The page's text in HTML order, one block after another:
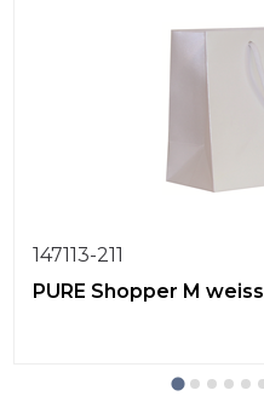
147113-211
PURE Shopper M weiss